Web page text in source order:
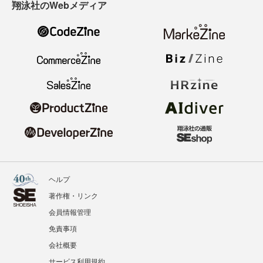
翔泳社のWebメディア
ヘルプ
著作権・リンク
会員情報管理
免責事項
会社概要